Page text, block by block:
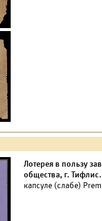
Лотерея в пользу
общества, г.
капсуле (слабе)